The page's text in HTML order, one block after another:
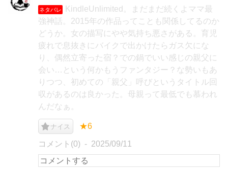
ネタバレ
KindleUnlimited。まだまだ続くよママ最
強神話。2015年の作品ってことも関係してるのか
どうか。女の描写にやや気持ち悪さがある。育児
疲れで息抜きにバイクで出かけたらガス欠にな
り、偶然立寄った宿？での鍋でいい感じの親父に
会い…という何かもうファンタジー？な勢いもあ
りつつ、初めての「親父」呼びというタイトル回
収があるのは良かった。母親って最低でも慕われ
んだなぁ。
ナイス ★6
コメント(0) 2025/09/11